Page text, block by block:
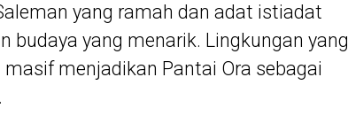
yang ramah dan adat istiadat
yang menarik. Lingkungan yang
menjadikan Pantai Ora sebagai